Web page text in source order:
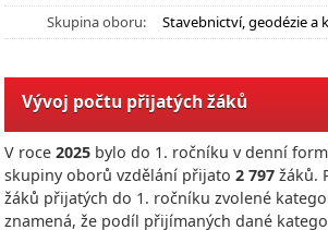
Skupina oboru:
Stavebnictví, geodézie a
Vývoj počtu přijatých žáků
V roce 2025 bylo do 1. ročníku v denní
skupiny oborů vzdělání přijato 2 797 žáků.
žáků přijatých do 1. ročníku zvolené
znamená, že podíl přijímaných dané